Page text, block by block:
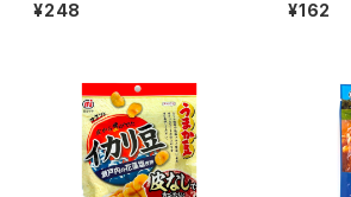
¥248 ¥162